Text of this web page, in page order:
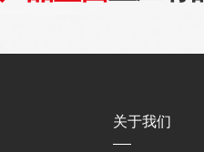
关于我们